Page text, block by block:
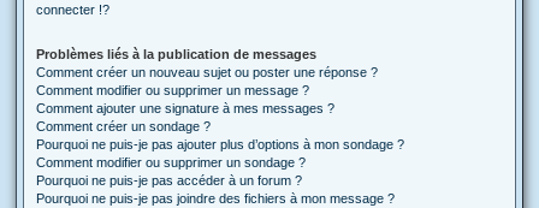
connecter !?
Problèmes liés à la publication de messages
Comment créer un nouveau sujet ou poster une réponse ?
Comment modifier ou supprimer un message ?
Comment ajouter une signature à mes messages ?
Comment créer un sondage ?
Pourquoi ne puis-je pas ajouter plus d’options à mon sondage ?
Comment modifier ou supprimer un sondage ?
Pourquoi ne puis-je pas accéder à un forum ?
Pourquoi ne puis-je pas joindre des fichiers à mon message ?